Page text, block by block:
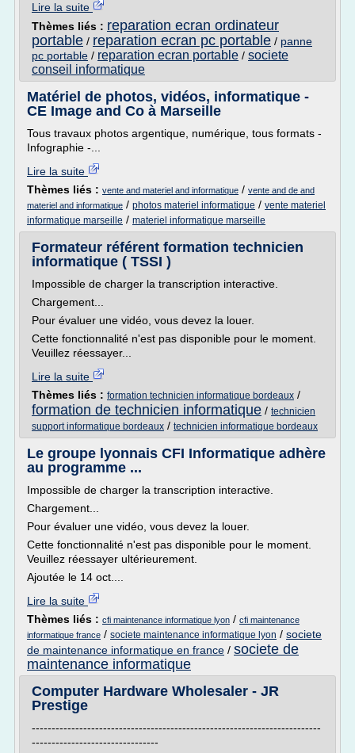
Lire la suite
Thèmes liés : reparation ecran ordinateur
portable / reparation ecran pc portable / panne
pc portable / reparation ecran portable / societe
conseil informatique
Matériel de photos, vidéos, informatique -
CE Image and Co à Marseille
Tous travaux photos argentique, numérique, tous formats -
Infographie -...
Lire la suite
Thèmes liés : vente and materiel and informatique / vente and de and
materiel and informatique / photos materiel informatique / vente materiel
informatique marseille / materiel informatique marseille
Formateur référent formation technicien
informatique ( TSSI )
Impossible de charger la transcription interactive.
Chargement...
Pour évaluer une vidéo, vous devez la louer.
Cette fonctionnalité n'est pas disponible pour le moment.
Veuillez réessayer...
Lire la suite
Thèmes liés : formation technicien informatique bordeaux /
formation de technicien informatique / technicien
support informatique bordeaux / technicien informatique bordeaux
Le groupe lyonnais CFI Informatique adhère
au programme ...
Impossible de charger la transcription interactive.
Chargement...
Pour évaluer une vidéo, vous devez la louer.
Cette fonctionnalité n'est pas disponible pour le moment.
Veuillez réessayer ultérieurement.
Ajoutée le 14 oct....
Lire la suite
Thèmes liés : cfi maintenance informatique lyon / cfi maintenance
informatique france / societe maintenance informatique lyon / societe
de maintenance informatique en france / societe de
maintenance informatique
Computer Hardware Wholesaler - JR
Prestige
-------------------------------------------------------------------------
--------------------------------